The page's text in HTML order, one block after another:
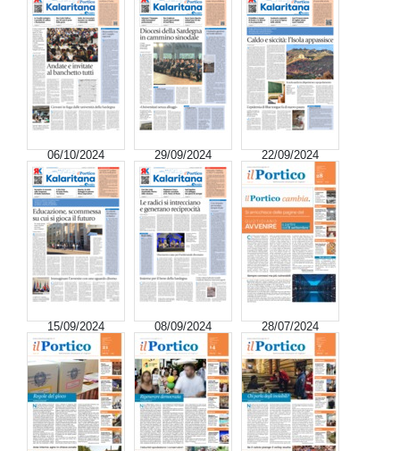
06/10/2024 29/09/2024 22/09/2024
15/09/2024 08/09/2024 28/07/2024